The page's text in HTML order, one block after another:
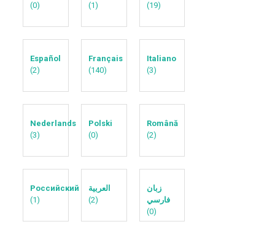
(0)
(1)
(19)
Español
(2)
Français
(140)
Italiano
(3)
Nederlands
(3)
Polski
(0)
Română
(2)
Российский
(1)
العربية
(2)
زبان
فارسي
(0)